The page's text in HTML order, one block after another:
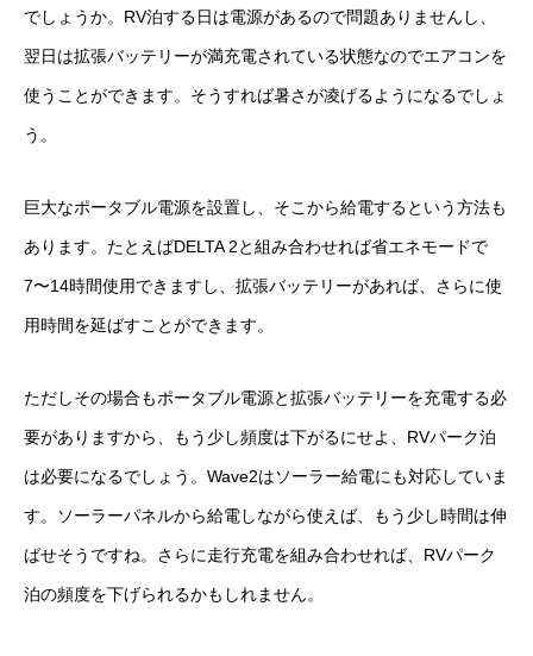
でしょうか。RV泊する日は電源があるので問題ありませんし、
翌日は拡張バッテリーが満充電されている状態なのでエアコンを
使うことができます。そうすれば暑さが凌げるようになるでしょ
う。
巨大なポータブル電源を設置し、そこから給電するという方法も
あります。たとえばDELTA 2と組み合わせれば省エネモードで
7〜14時間使用できますし、拡張バッテリーがあれば、さらに使
用時間を延ばすことができます。
ただしその場合もポータブル電源と拡張バッテリーを充電する必
要がありますから、もう少し頻度は下がるにせよ、RVパーク泊
は必要になるでしょう。Wave2はソーラー給電にも対応していま
す。ソーラーパネルから給電しながら使えば、もう少し時間は伸
ばせそうですね。さらに走行充電を組み合わせれば、RVパーク
泊の頻度を下げられるかもしれません。